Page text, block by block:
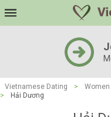
Vietnamese Dating > Women
>
Hải Dương